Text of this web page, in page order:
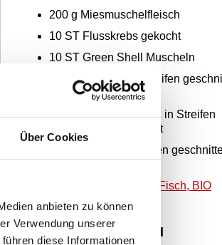
Über Cookies
anbieten zu können
Verwendung unserer
diese Informationen
200 g Miesmuschelfleisch
10 ST Flusskrebs gekocht
10 ST Green Shell Muscheln
g Karotten, in Streifen
blanchiert
Fenchelknollen, in Streifen
geschnitten, blanchiert
Lauch, in Streifen
WIBERG Ursalz Fisch, BIO
Würzmischung
Knoblauch-Safransud